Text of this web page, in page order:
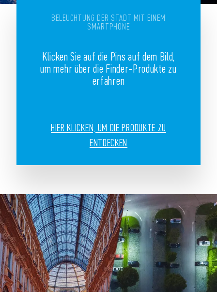
BELEUCHTUNG DER STADT MIT EINEM
SMARTPHONE
Klicken Sie auf die Pins auf dem Bild,
um mehr über die Finder-Produkte zu
erfahren
HIER KLICKEN, UM DIE PRODUKTE ZU
ENTDECKEN